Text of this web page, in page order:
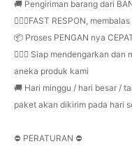
🚚 Pengiriman barang dari
🙋🏻‍♀️FAST RESPON,
📦 Proses PENGAN nya
🙋🏻‍♀️ Siap mendengarkan
aneka produk kami
🚚 Hari minggu / hari besar /
paket akan dikirim pada hari
⛔️ PERATURAN ⛔️